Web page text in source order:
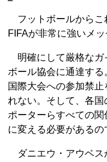
フットボールからこ
FIFAが非常に強いメ
明確にして厳格なガ
ボール協会に通達する
国際大会への参加禁
れない。そして、各
ポーターらすべての
に変える必要があるの
ダニエウ・アウベス